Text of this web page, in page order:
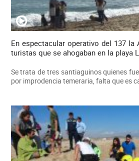
En espectacular operativo del 137 la
turistas que se ahogaban en la playa
Se trata de tres santiaguinos quienes
por improdencia temeraria, falta que es